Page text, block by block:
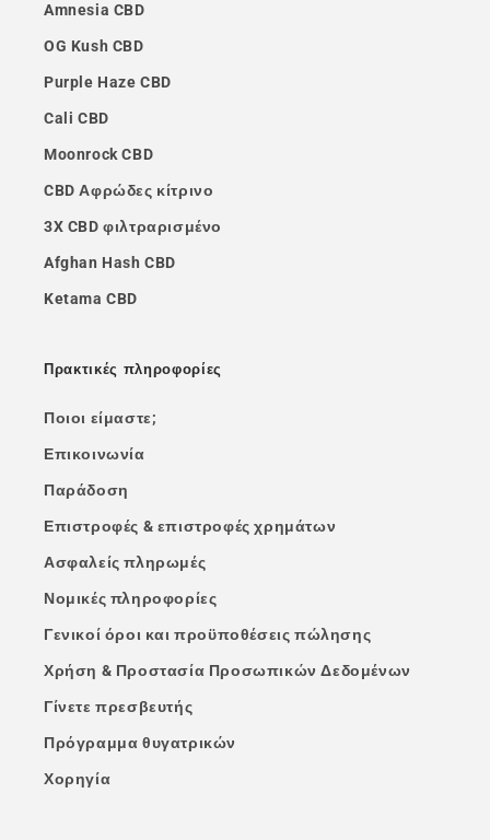
Amnesia CBD
OG Kush CBD
Purple Haze CBD
Cali CBD
Moonrock CBD
CBD Αφρώδες κίτρινο
3X CBD φιλτραρισμένο
Afghan Hash CBD
Ketama CBD
Πρακτικές πληροφορίες
Ποιοι είμαστε;
Επικοινωνία
Παράδοση
Επιστροφές & επιστροφές χρημάτων
Ασφαλείς πληρωμές
Νομικές πληροφορίες
Γενικοί όροι και προϋποθέσεις πώλησης
Χρήση & Προστασία Προσωπικών Δεδομένων
Γίνετε πρεσβευτής
Πρόγραμμα θυγατρικών
Χορηγία